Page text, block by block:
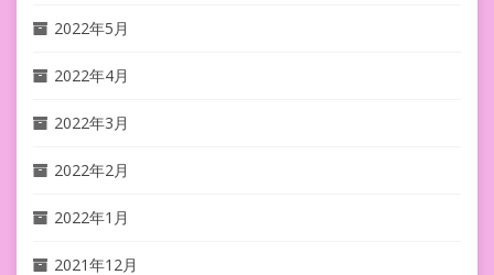
2022年5月
2022年4月
2022年3月
2022年2月
2022年1月
2021年12月